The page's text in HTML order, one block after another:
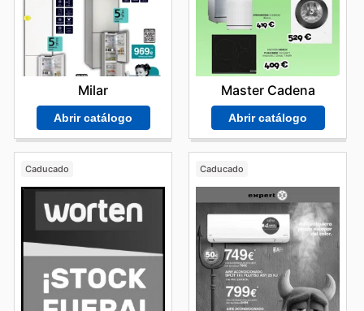
Milar
Abrir catálogo
Master Cadena
Abrir catálogo
Caducado Caducado